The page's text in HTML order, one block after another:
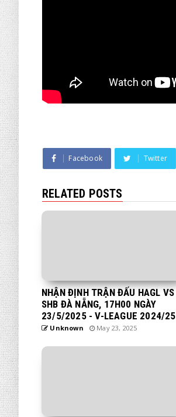
Facebook Twitter
RELATED POSTS
NHẬN ĐỊNH TRẬN ĐẤU HAGL VS
SHB ĐÀ NẴNG, 17H00 NGÀY
23/5/2025 - V-LEAGUE 2024/25
Unknown May 23, 2025